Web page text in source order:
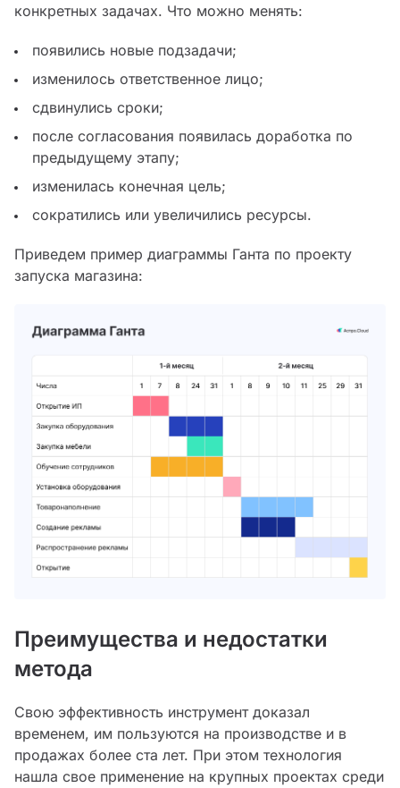
конкретных задачах. Что можно менять:
появились новые подзадачи;
изменилось ответственное лицо;
сдвинулись сроки;
после согласования появилась доработка по
предыдущему этапу;
изменилась конечная цель;
сократились или увеличились ресурсы.
Приведем пример диаграммы Ганта по проекту
запуска магазина:
Преимущества и недостатки
метода
Свою эффективность инструмент доказал
временем, им пользуются на производстве и в
продажах более ста лет. При этом технология
нашла свое применение на крупных проектах среди